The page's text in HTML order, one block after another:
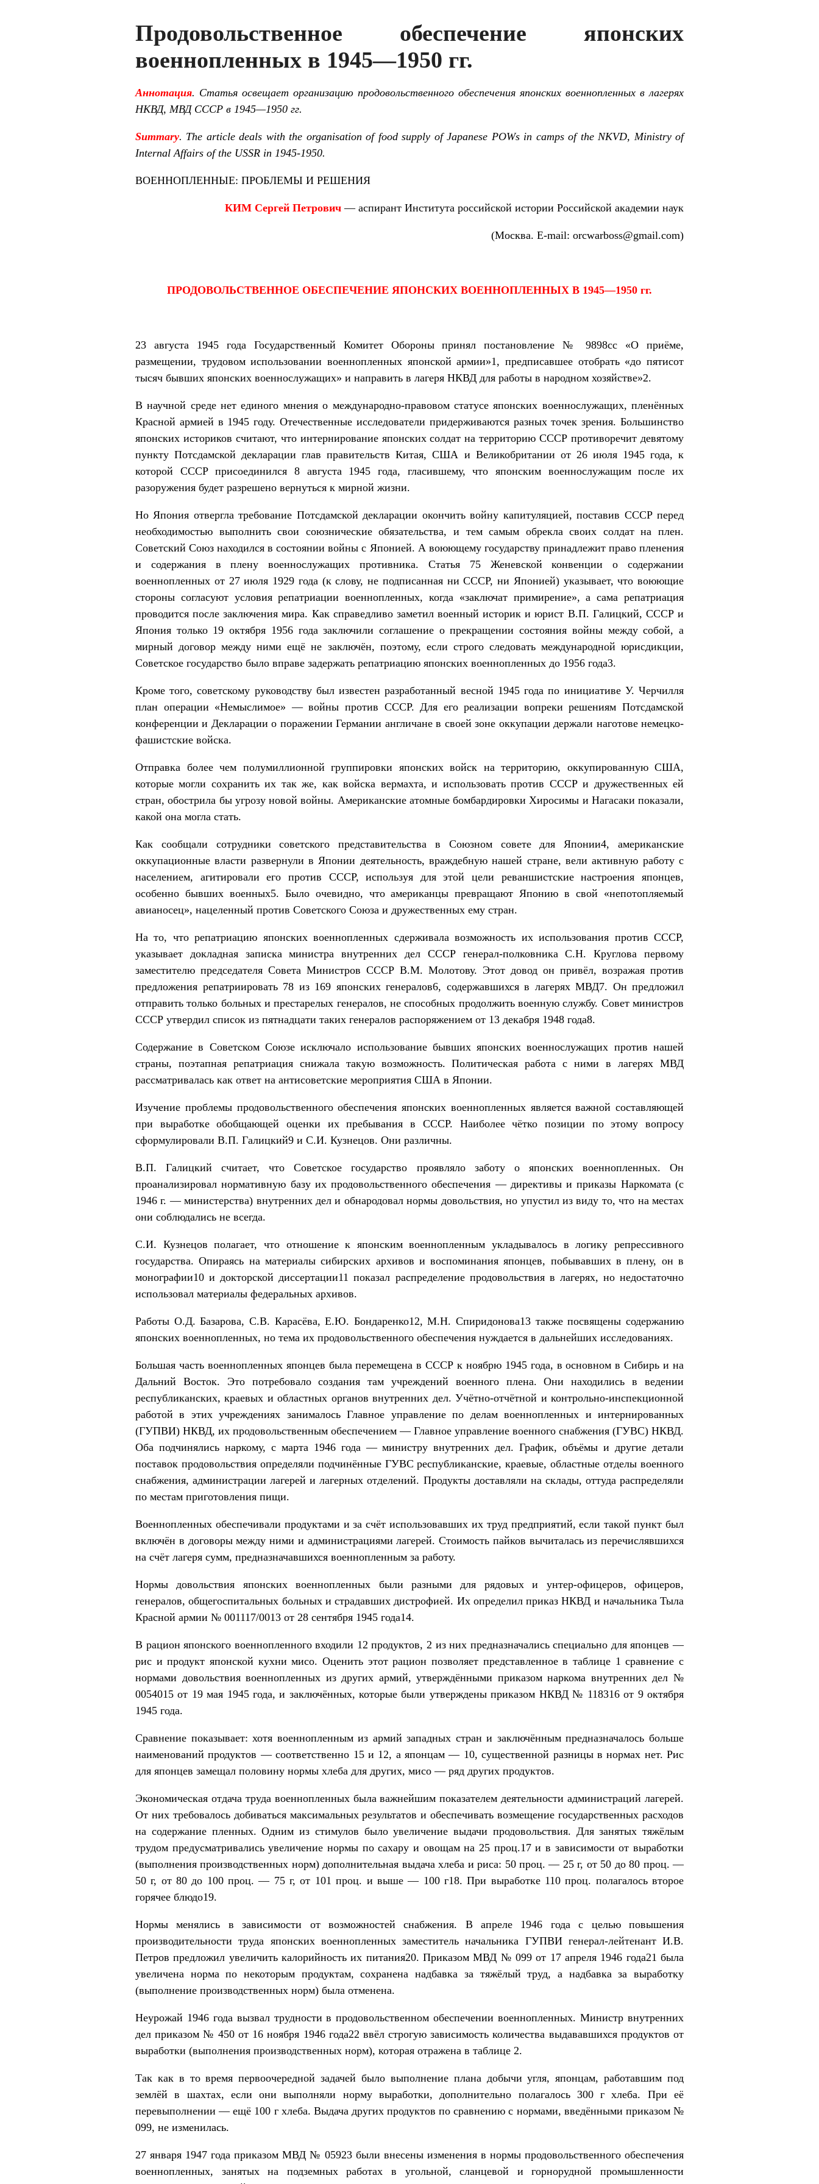
Продовольственное обеспечение японских
военнопленных в 1945—1950 гг.
Аннотация. Статья освещает организацию продовольственного обеспечения японских военнопленных в лагерях
НКВД, МВД СССР в 1945—1950 гг.
Summary. The article deals with the organisation of food supply of Japanese POWs in camps of the NKVD, Ministry of
Internal Affairs of the USSR in 1945-1950.
ВОЕННОПЛЕННЫЕ: ПРОБЛЕМЫ И РЕШЕНИЯ
КИМ Сергей Петрович — аспирант Института российской истории Российской академии наук
(Москва. E-mail: orcwarboss@gmail.com)
ПРОДОВОЛЬСТВЕННОЕ ОБЕСПЕЧЕНИЕ ЯПОНСКИХ ВОЕННОПЛЕННЫХ В 1945—1950 гг.
23 августа 1945 года Государственный Комитет Обороны принял постановление № 9898сс «О приёме,
размещении, трудовом использовании военнопленных японской армии»1, предписавшее отобрать «до пятисот
тысяч бывших японских военнослужащих» и направить в лагеря НКВД для работы в народном хозяйстве»2.
В научной среде нет единого мнения о международно-правовом статусе японских военнослужащих, пленённых
Красной армией в 1945 году. Отечественные исследователи придерживаются разных точек зрения. Большинство
японских историков считают, что интернирование японских солдат на территорию СССР противоречит девятому
пункту Потсдамской декларации глав правительств Китая, США и Великобритании от 26 июля 1945 года, к
которой СССР присоединился 8 августа 1945 года, гласившему, что японским военнослужащим после их
разоружения будет разрешено вернуться к мирной жизни.
Но Япония отвергла требование Потсдамской декларации окончить войну капитуляцией, поставив СССР перед
необходимостью выполнить свои союзнические обязательства, и тем самым обрекла своих солдат на плен.
Советский Союз находился в состоянии войны с Японией. А воюющему государству принадлежит право пленения
и содержания в плену военнослужащих противника. Статья 75 Женевской конвенции о содержании
военнопленных от 27 июля 1929 года (к слову, не подписанная ни СССР, ни Японией) указывает, что воюющие
стороны согласуют условия репатриации военнопленных, когда «заключат примирение», а сама репатриация
проводится после заключения мира. Как справедливо заметил военный историк и юрист В.П. Галицкий, СССР и
Япония только 19 октября 1956 года заключили соглашение о прекращении состояния войны между собой, а
мирный договор между ними ещё не заключён, поэтому, если строго следовать международной юрисдикции,
Советское государство было вправе задержать репатриацию японских военнопленных до 1956 года3.
Кроме того, советскому руководству был известен разработанный весной 1945 года по инициативе У. Черчилля
план операции «Немыслимое» — войны против СССР. Для его реализации вопреки решениям Потсдамской
конференции и Декларации о поражении Германии англичане в своей зоне оккупации держали наготове немецко-
фашистские войска.
Отправка более чем полумиллионной группировки японских войск на территорию, оккупированную США,
которые могли сохранить их так же, как войска вермахта, и использовать против СССР и дружественных ей
стран, обострила бы угрозу новой войны. Американские атомные бомбардировки Хиросимы и Нагасаки показали,
какой она могла стать.
Как сообщали сотрудники советского представительства в Союзном совете для Японии4, американские
оккупационные власти развернули в Японии деятельность, враждебную нашей стране, вели активную работу с
населением, агитировали его против СССР, используя для этой цели реваншистские настроения японцев,
особенно бывших военных5. Было очевидно, что американцы превращают Японию в свой «непотопляемый
авианосец», нацеленный против Советского Союза и дружественных ему стран.
На то, что репатриацию японских военнопленных сдерживала возможность их использования против СССР,
указывает докладная записка министра внутренних дел СССР генерал-полковника С.Н. Круглова первому
заместителю председателя Совета Министров СССР В.М. Молотову. Этот довод он привёл, возражая против
предложения репатриировать 78 из 169 японских генералов6, содержавшихся в лагерях МВД7. Он предложил
отправить только больных и престарелых генералов, не способных продолжить военную службу. Совет министров
СССР утвердил список из пятнадцати таких генералов распоряжением от 13 декабря 1948 года8.
Содержание в Советском Союзе исключало использование бывших японских военнослужащих против нашей
страны, поэтапная репатриация снижала такую возможность. Политическая работа с ними в лагерях МВД
рассматривалась как ответ на антисоветские мероприятия США в Японии.
Изучение проблемы продовольственного обеспечения японских военнопленных является важной составляющей
при выработке обобщающей оценки их пребывания в СССР. Наиболее чётко позиции по этому вопросу
сформулировали В.П. Галицкий9 и С.И. Кузнецов. Они различны.
В.П. Галицкий считает, что Советское государство проявляло заботу о японских военнопленных. Он
проанализировал нормативную базу их продовольственного обеспечения — директивы и приказы Наркомата (с
1946 г. — министерства) внутренних дел и обнародовал нормы довольствия, но упустил из виду то, что на местах
они соблюдались не всегда.
С.И. Кузнецов полагает, что отношение к японским военнопленным укладывалось в логику репрессивного
государства. Опираясь на материалы сибирских архивов и воспоминания японцев, побывавших в плену, он в
монографии10 и докторской диссертации11 показал распределение продовольствия в лагерях, но недостаточно
использовал материалы федеральных архивов.
Работы О.Д. Базарова, С.В. Карасёва, Е.Ю. Бондаренко12, М.Н. Спиридонова13 также посвящены содержанию
японских военнопленных, но тема их продовольственного обеспечения нуждается в дальнейших исследованиях.
Большая часть военнопленных японцев была перемещена в СССР к ноябрю 1945 года, в основном в Сибирь и на
Дальний Восток. Это потребовало создания там учреждений военного плена. Они находились в ведении
республиканских, краевых и областных органов внутренних дел. Учётно-отчётной и контрольно-инспекционной
работой в этих учреждениях занималось Главное управление по делам военнопленных и интернированных
(ГУПВИ) НКВД, их продовольственным обеспечением — Главное управление военного снабжения (ГУВС) НКВД.
Оба подчинялись наркому, с марта 1946 года — министру внутренних дел. График, объёмы и другие детали
поставок продовольствия определяли подчинённые ГУВС республиканские, краевые, областные отделы военного
снабжения, администрации лагерей и лагерных отделений. Продукты доставляли на склады, оттуда распределяли
по местам приготовления пищи.
Военнопленных обеспечивали продуктами и за счёт использовавших их труд предприятий, если такой пункт был
включён в договоры между ними и администрациями лагерей. Стоимость пайков вычиталась из перечислявшихся
на счёт лагеря сумм, предназначавшихся военнопленным за работу.
Нормы довольствия японских военнопленных были разными для рядовых и унтер-офицеров, офицеров,
генералов, общегоспитальных больных и страдавших дистрофией. Их определил приказ НКВД и начальника Тыла
Красной армии № 001117/0013 от 28 сентября 1945 года14.
В рацион японского военнопленного входили 12 продуктов, 2 из них предназначались специально для японцев —
рис и продукт японской кухни мисо. Оценить этот рацион позволяет представленное в таблице 1 сравнение с
нормами довольствия военнопленных из других армий, утверждёнными приказом наркома внутренних дел №
0054015 от 19 мая 1945 года, и заключённых, которые были утверждены приказом НКВД № 118316 от 9 октября
1945 года.
Сравнение показывает: хотя военнопленным из армий западных стран и заключённым предназначалось больше
наименований продуктов — соответственно 15 и 12, а японцам — 10, существенной разницы в нормах нет. Рис
для японцев замещал половину нормы хлеба для других, мисо — ряд других продуктов.
Экономическая отдача труда военнопленных была важнейшим показателем деятельности администраций лагерей.
От них требовалось добиваться максимальных результатов и обеспечивать возмещение государственных расходов
на содержание пленных. Одним из стимулов было увеличение выдачи продовольствия. Для занятых тяжёлым
трудом предусматривались увеличение нормы по сахару и овощам на 25 проц.17 и в зависимости от выработки
(выполнения производственных норм) дополнительная выдача хлеба и риса: 50 проц. — 25 г, от 50 до 80 проц. —
50 г, от 80 до 100 проц. — 75 г, от 101 проц. и выше — 100 г18. При выработке 110 проц. полагалось второе
горячее блюдо19.
Нормы менялись в зависимости от возможностей снабжения. В апреле 1946 года с целью повышения
производительности труда японских военнопленных заместитель начальника ГУПВИ генерал-лейтенант И.В.
Петров предложил увеличить калорийность их питания20. Приказом МВД № 099 от 17 апреля 1946 года21 была
увеличена норма по некоторым продуктам, сохранена надбавка за тяжёлый труд, а надбавка за выработку
(выполнение производственных норм) была отменена.
Неурожай 1946 года вызвал трудности в продовольственном обеспечении военнопленных. Министр внутренних
дел приказом № 450 от 16 ноября 1946 года22 ввёл строгую зависимость количества выдававшихся продуктов от
выработки (выполнения производственных норм), которая отражена в таблице 2.
Так как в то время первоочередной задачей было выполнение плана добычи угля, японцам, работавшим под
землёй в шахтах, если они выполняли норму выработки, дополнительно полагалось 300 г хлеба. При её
перевыполнении — ещё 100 г хлеба. Выдача других продуктов по сравнению с нормами, введёнными приказом №
099, не изменилась.
27 января 1947 года приказом МВД № 05923 были внесены изменения в нормы продовольственного обеспечения
военнопленных, занятых на подземных работах в угольной, сланцевой и горнорудной промышленности